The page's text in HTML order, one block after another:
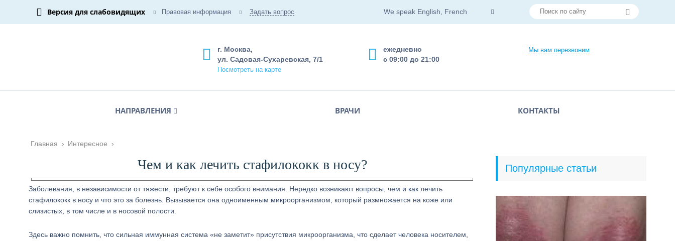
Версия для слабовидящих Правовая информация Задать вопрос We speak English, French
Мы вам перезвоним
ежедневно
с 09:00 до 21:00
г. Москва,
ул. Садовая-Сухаревская, 7/1
Посмотреть на карте
НАПРАВЛЕНИЯ ВРАЧИ КОНТАКТЫ
Главная › Интересное ›
Чем и как лечить стафилококк в носу?
Заболевания, в независимости от тяжести, требуют к себе особого внимания. Нередко возникают вопросы, чем и как лечить
стафилококк в носу и что это за болезнь. Вызывается она одноименным микроорганизмом, который размножается на коже или
слизистых, в том числе и в носовой полости.
Здесь важно помнить, что сильная иммунная система «не заметит» присутствия микроорганизма, что сделает человека носителем,
Популярные статьи